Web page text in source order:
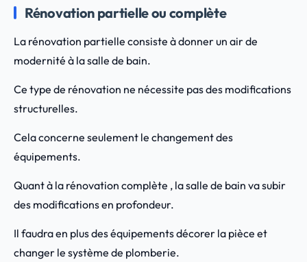
Rénovation partielle ou complète
La rénovation partielle consiste à donner un air de
modernité à la salle de bain.
Ce type de rénovation ne nécessite pas des modifications
structurelles.
Cela concerne seulement le changement des
équipements.
Quant à la rénovation complète , la salle de bain va subir
des modifications en profondeur.
Il faudra en plus des équipements décorer la pièce et
changer le système de plomberie.